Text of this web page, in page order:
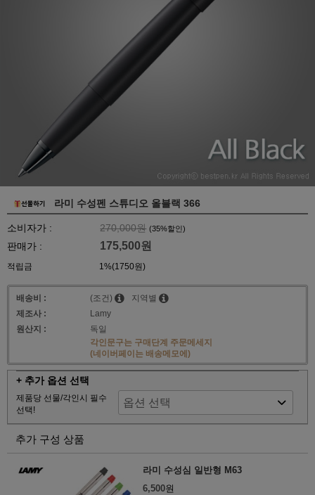
라미 수성펜 스튜디오 올블랙 366
소비자가 : 270,000원 (35%할인)
판매가 : 175,500원
적립금 1%(1750원)
배송비 : (조건)
지역별
제조사 :
Lamy
원산지 :
독일
각인문구는 구매단계 주문메세지
(네이버페이는 배송메모에)
+ 추가 옵션 선택
제품당 선물/각인시 필수
선택!
추가 구성 상품
라미 수성심 일반형 M63
6,500원